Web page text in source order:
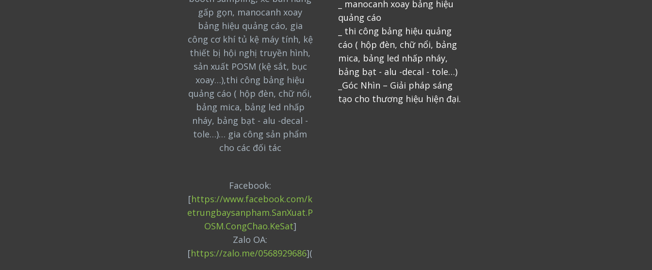
gấp gọn, manocanh xoay
bảng hiệu quảng cáo, gia
công cơ khí tủ kệ máy tính, kệ
thiết bị hội nghị truyền hình,
sản xuất POSM (kệ sắt, bục
xoay…),thi công bảng hiệu
quảng cáo ( hộp đèn, chữ nổi,
bảng mica, bảng led nhấp
nháy, bảng bạt - alu -decal -
tole…)… gia công sản phẩm
cho các đối tác
Facebook:
[https://www.facebook.com/k
etrungbaysanpham.SanXuat.P
OSM.CongChao.KeSat]
Zalo OA:
[https://zalo.me/0568929686](
_ manocanh xoay bảng hiệu
quảng cáo
_ thi công bảng hiệu quảng
cáo ( hộp đèn, chữ nổi, bảng
mica, bảng led nhấp nháy,
bảng bạt - alu -decal - tole…)
_Góc Nhìn – Giải pháp sáng
tạo cho thương hiệu hiện đại.